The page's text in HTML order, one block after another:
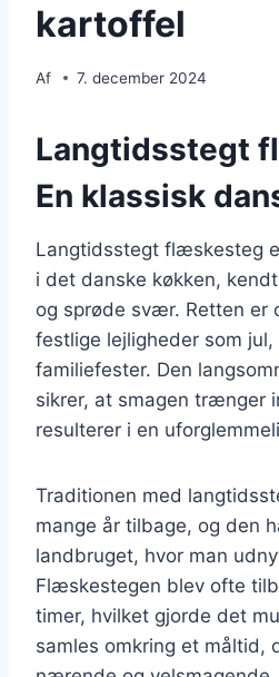
kartoffel
Af 7. december 2024
Langtidsstegt
En klassisk
Langtidsstegt flæskesteg
i det danske køkken,
og sprøde svær. Retten er
festlige lejligheder som jul,
familiefester. Den
sikrer, at smagen trænger
resulterer i en
Traditionen med
mange år tilbage, og den
landbruget, hvor man
Flæskestegen blev ofte
timer, hvilket gjorde det
samles omkring et måltid,